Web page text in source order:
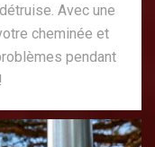
Avec une
cheminée et
pendant